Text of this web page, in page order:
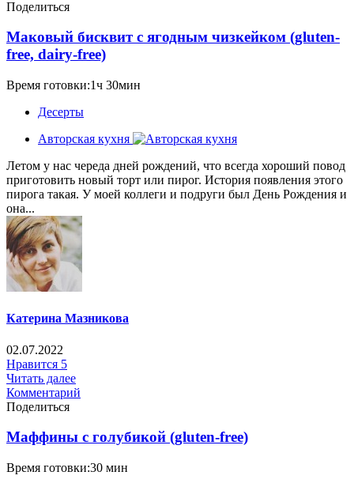
Поделиться
Маковый бисквит с ягодным чизкейком (gluten-
free, dairy-free)
Время готовки:1ч 30мин
Десерты
Авторская кухня
Летом у нас череда дней рождений, что всегда хороший повод
приготовить новый торт или пирог. История появления этого
пирога такая. У моей коллеги и подруги был День Рождения и
она...
Катерина Мазникова
02.07.2022
Нравится 5
Читать далее
Комментарий
Поделиться
Маффины с голубикой (gluten-free)
Время готовки:30 мин